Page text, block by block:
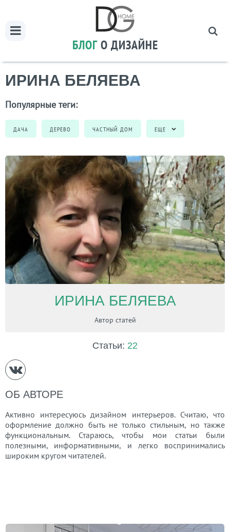
БЛОГ О ДИЗАЙНЕ
ИРИНА БЕЛЯЕВА
Популярные теги:
ДАЧА ДЕРЕВО ЧАСТНЫЙ ДОМ ЕЩЕ
ИРИНА БЕЛЯЕВА
Автор статей
Статьи: 22
ОБ АВТОРЕ
Активно интересуюсь дизайном интерьеров. Считаю, что
оформление должно быть не только стильным, но также
функциональным. Стараюсь, чтобы мои статьи были
полезными, информативными, и легко воспринимались
широким кругом читателей.